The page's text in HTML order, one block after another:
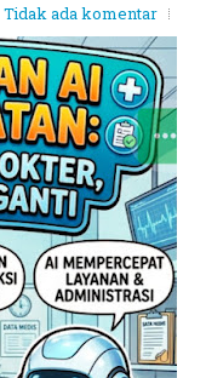
Tidak ada komentar